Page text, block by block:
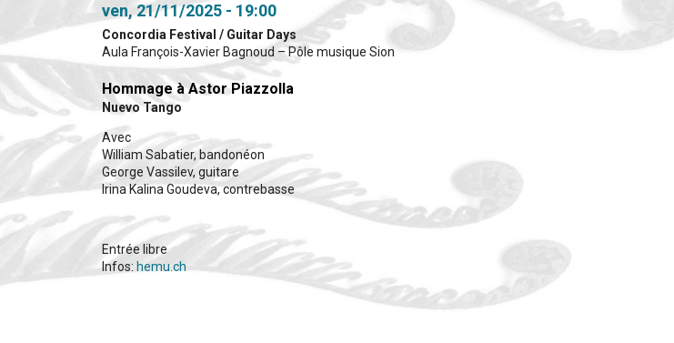
ven, 21/11/2025 - 19:00
Concordia Festival / Guitar Days
Aula François-Xavier Bagnoud – Pôle musique Sion
Hommage à Astor Piazzolla
Nuevo Tango
Avec
William Sabatier, bandonéon
George Vassilev, guitare
Irina Kalina Goudeva, contrebasse
Entrée libre
Infos: hemu.ch